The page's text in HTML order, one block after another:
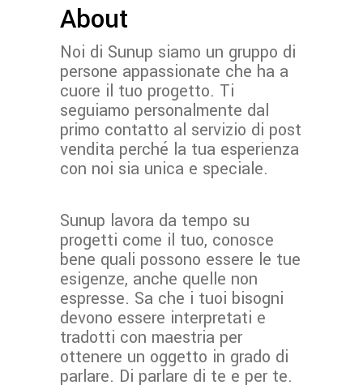
About
Noi di Sunup siamo un gruppo di
persone appassionate che ha a
cuore il tuo progetto. Ti
seguiamo personalmente dal
primo contatto al servizio di post
vendita perché la tua esperienza
con noi sia unica e speciale.
Sunup lavora da tempo su
progetti come il tuo, conosce
bene quali possono essere le tue
esigenze, anche quelle non
espresse. Sa che i tuoi bisogni
devono essere interpretati e
tradotti con maestria per
ottenere un oggetto in grado di
parlare. Di parlare di te e per te.